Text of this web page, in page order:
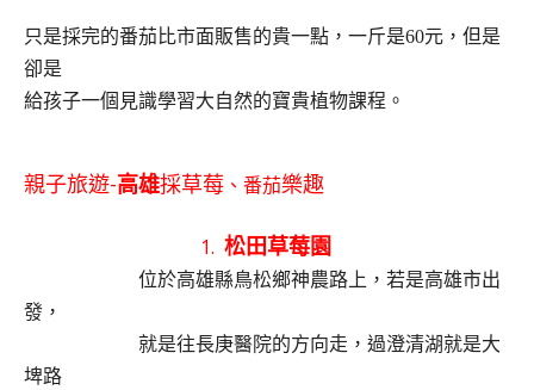
只是採完的番茄比市面販售的貴一點，一斤是60元，但是
卻是
給孩子一個見識學習大自然的寶貴植物課程。
親子旅遊-高雄採草莓 、番茄樂趣
1. 松田草莓園
位於高雄縣鳥松鄉神農路上，若是高雄市出
發，
就是往長庚醫院的方向走，過澄清湖就是大
埤路